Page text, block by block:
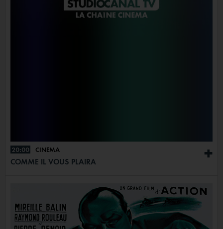
+
20:00 CINÉMA
COMME IL VOUS PLAIRA